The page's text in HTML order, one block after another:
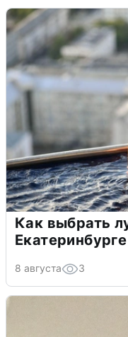
Как выбрать
Екатеринбурге
8 августа 3